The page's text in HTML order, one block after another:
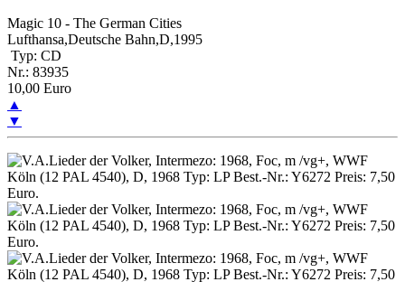
Magic 10 - The German Cities
Lufthansa,Deutsche Bahn,D,1995
Typ: CD
Nr.: 83935
10,00 Euro
▲
▼